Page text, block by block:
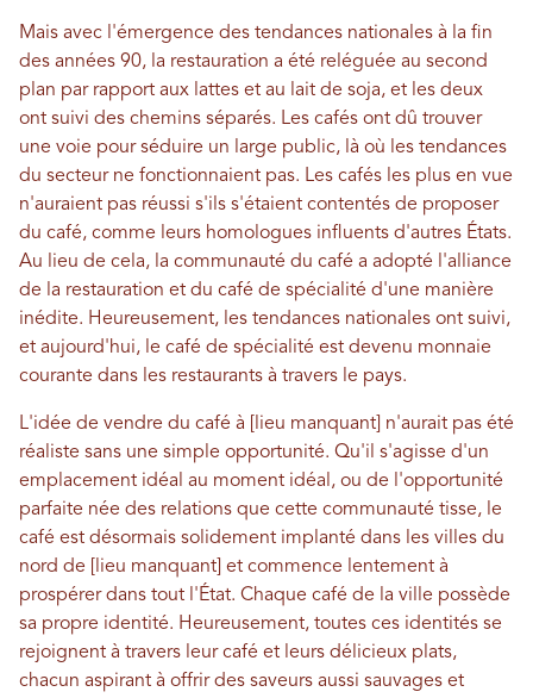
Mais avec l'émergence des tendances nationales à la fin
des années 90, la restauration a été reléguée au second
plan par rapport aux lattes et au lait de soja, et les deux
ont suivi des chemins séparés. Les cafés ont dû trouver
une voie pour séduire un large public, là où les tendances
du secteur ne fonctionnaient pas. Les cafés les plus en vue
n'auraient pas réussi s'ils s'étaient contentés de proposer
du café, comme leurs homologues influents d'autres États.
Au lieu de cela, la communauté du café a adopté l'alliance
de la restauration et du café de spécialité d'une manière
inédite. Heureusement, les tendances nationales ont suivi,
et aujourd'hui, le café de spécialité est devenu monnaie
courante dans les restaurants à travers le pays.
L'idée de vendre du café à [lieu manquant] n'aurait pas été
réaliste sans une simple opportunité. Qu'il s'agisse d'un
emplacement idéal au moment idéal, ou de l'opportunité
parfaite née des relations que cette communauté tisse, le
café est désormais solidement implanté dans les villes du
nord de [lieu manquant] et commence lentement à
prospérer dans tout l'État. Chaque café de la ville possède
sa propre identité. Heureusement, toutes ces identités se
rejoignent à travers leur café et leurs délicieux plats,
chacun aspirant à offrir des saveurs aussi sauvages et